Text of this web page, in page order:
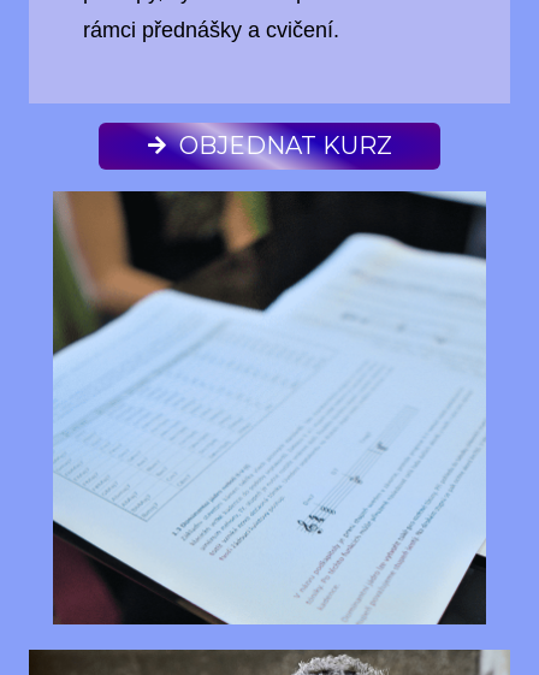
rámci přednášky a cvičení.
OBJEDNAT KURZ